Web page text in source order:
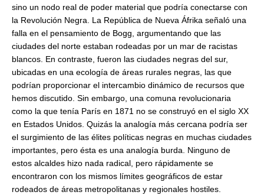
sino un nodo real de poder material que podría conectarse con
la Revolución Negra. La República de Nueva Áfrika señaló una
falla en el pensamiento de Bogg, argumentando que las
ciudades del norte estaban rodeadas por un mar de racistas
blancos. En contraste, fueron las ciudades negras del sur,
ubicadas en una ecología de áreas rurales negras, las que
podrían proporcionar el intercambio dinámico de recursos que
hemos discutido. Sin embargo, una comuna revolucionaria
como la que tenía París en 1871 no se construyó en el siglo XX
en Estados Unidos. Quizás la analogía más cercana podría ser
el surgimiento de las élites políticas negras en muchas ciudades
importantes, pero ésta es una analogía burda. Ninguno de
estos alcaldes hizo nada radical, pero rápidamente se
encontraron con los mismos límites geográficos de estar
rodeados de áreas metropolitanas y regionales hostiles.